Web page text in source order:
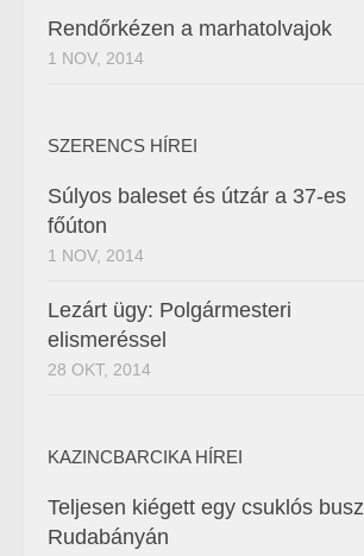
Rendőrkézen a marhatolvajok
1 NOV, 2014
SZERENCS HÍREI
Súlyos baleset és útzár a 37-es
főúton
1 NOV, 2014
Lezárt ügy: Polgármesteri
elismeréssel
28 OKT, 2014
KAZINCBARCIKA HÍREI
Teljesen kiégett egy csuklós busz
Rudabányán